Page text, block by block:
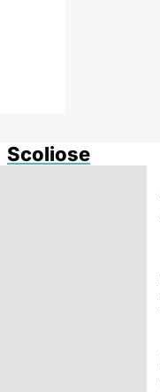
Scoliose